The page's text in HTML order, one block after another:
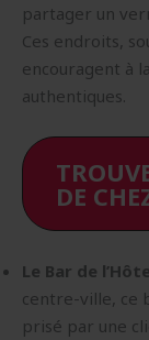
partager un
Ces endroits,
encouragent à
authentiques.
DE
Le Bar de
centre-ville, ce
prisé par une